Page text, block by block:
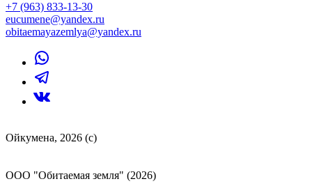
+7 (963) 833-13-30
eucumene@yandex.ru
obitaemayazemlya@yandex.ru
Ойкумена, 2026 (с)
ООО "Обитаемая земля" (2026)